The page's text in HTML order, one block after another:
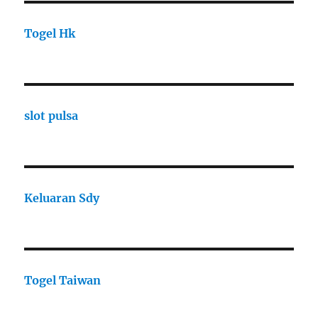
Togel Hk
slot pulsa
Keluaran Sdy
Togel Taiwan